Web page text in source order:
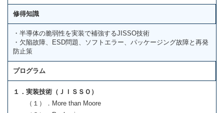
修得知識
・半導体の脆弱性を実装で補強するJISSO技術
・欠陥故障、ESD問題、ソフトエラー、パッケージング故障と再発
防止策
プログラム
１．実装技術（ＪＩＳＳＯ）
（１）．More than Moore